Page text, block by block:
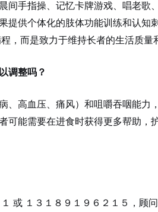
间手指操、记忆卡牌游戏、唱老歌
提供个体化的肢体功能训练和认知
，而是致力于维持长者的生活质量
调整吗？
高血压、痛风）和咀嚼吞咽能力
可能需要在进食时获得更多帮助，
或 １３１８９１９６２１５，顾